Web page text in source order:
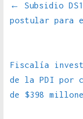
←
Subsidio
postular para
Fiscalía
de la PDI por
de $398